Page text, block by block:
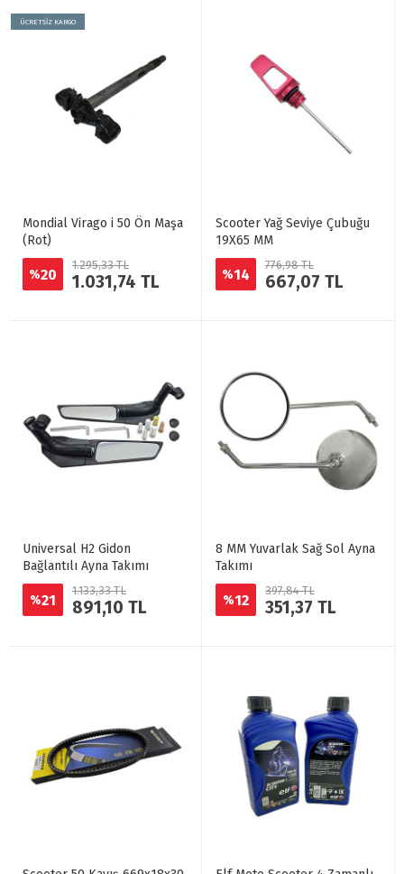
ÜCRETSİZ KARGO
Mondial Virago i 50 Ön Maşa
(Rot)
%20
1.295,33 TL
1.031,74 TL
Scooter Yağ Seviye Çubuğu
19X65 MM
%14
776,98 TL
667,07 TL
Universal H2 Gidon
Bağlantılı Ayna Takımı
%21
1.133,33 TL
891,10 TL
8 MM Yuvarlak Sağ Sol Ayna
Takımı
%12
397,84 TL
351,37 TL